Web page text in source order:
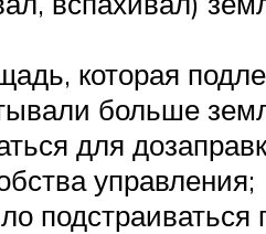
которая
больше
для
управления;